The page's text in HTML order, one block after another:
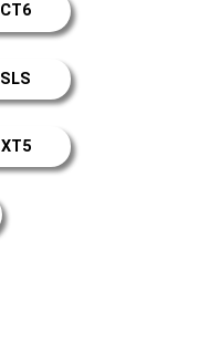
CT6
SLS
XT5